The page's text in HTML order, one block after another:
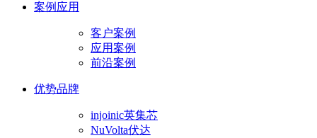
案例应用
客户案例
应用案例
前沿案例
优势品牌
injoinic英集芯
NuVolta伏达